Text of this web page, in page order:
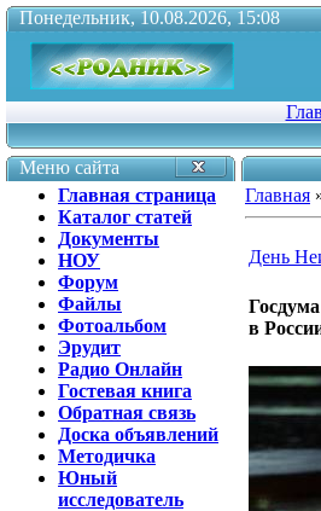
Понедельник, 10.08.2026, 15:08
Меню сайта
Главная страница
Каталог статей
Документы
НОУ
Форум
Файлы
Фотоальбом
Эрудит
Радио Онлайн
Гостевая книга
Обратная связь
Доска объявлений
Методичка
Юный
исследователь
Главная
День
в